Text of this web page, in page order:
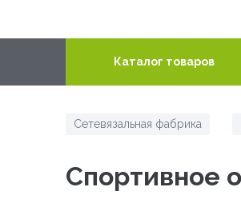
Каталог товаров
Сетевязальная фабрика
Спортивное